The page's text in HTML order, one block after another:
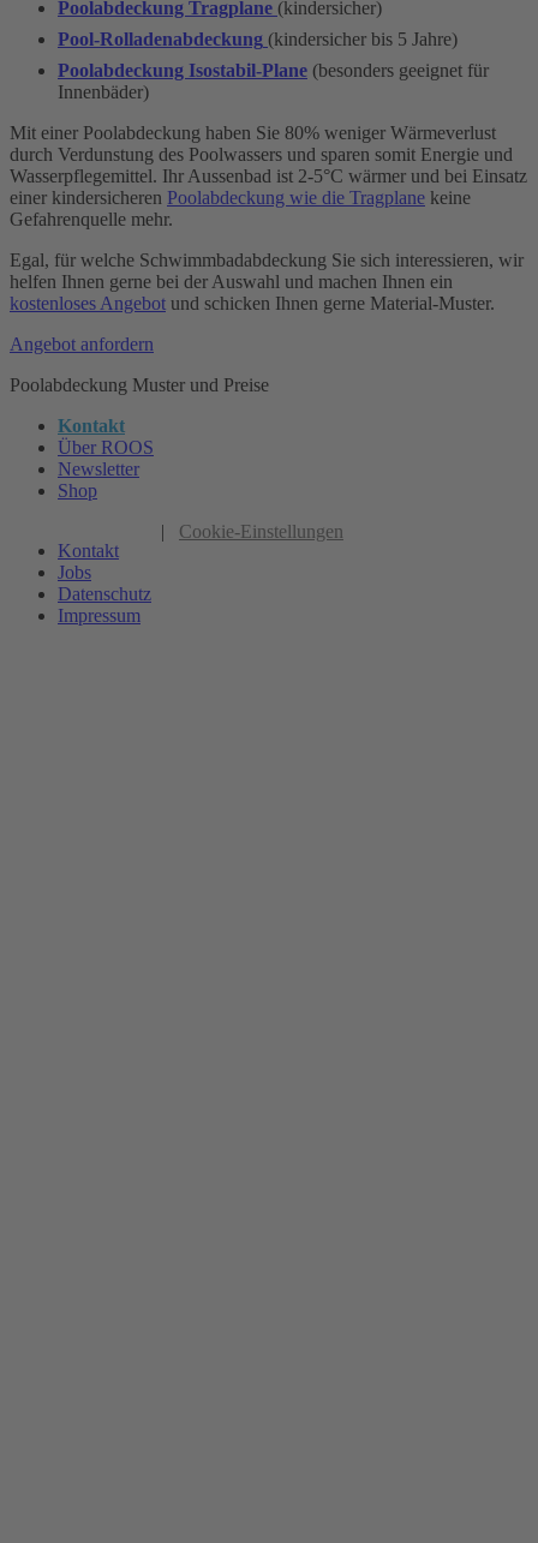
Poolabdeckung Tragplane (kindersicher)
Pool-Rolladenabdeckung (kindersicher bis 5 Jahre)
Poolabdeckung Isostabil-Plane (besonders geeignet für
Innenbäder)
Mit einer Poolabdeckung haben Sie 80% weniger Wärmeverlust
durch Verdunstung des Poolwassers und sparen somit Energie und
Wasserpflegemittel. Ihr Aussenbad ist 2-5°C wärmer und bei Einsatz
einer kindersicheren Poolabdeckung wie die Tragplane keine
Gefahrenquelle mehr.
Egal, für welche Schwimmbadabdeckung Sie sich interessieren, wir
helfen Ihnen gerne bei der Auswahl und machen Ihnen ein
kostenloses Angebot und schicken Ihnen gerne Material-Muster.
Angebot anfordern
Poolabdeckung Muster und Preise
Kontakt
Über ROOS
Newsletter
Shop
Kontakt
Jobs
Datenschutz
Impressum
| Cookie-Einstellungen